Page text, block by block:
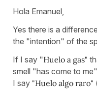
Hola Emanuel,
Yes there is a
the "intention" of the
If I say "Huelo a gas"
smell "has come to
I say "Huelo algo raro"